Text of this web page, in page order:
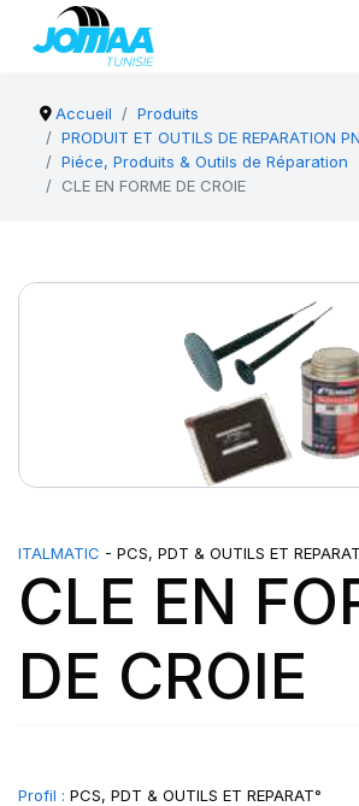
Accueil
Produits
PRODUIT ET OUTILS DE REPARATION
Piéce, Produits & Outils de Réparation
CLE EN FORME DE CROIE
ITALMATIC - PCS, PDT & OUTILS ET
CLE EN
DE CROIE
Profil : PCS, PDT & OUTILS ET REPARAT°